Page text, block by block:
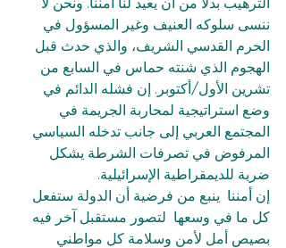
ننسى سلوكه العنيف وغير المسؤول في
الحرم القدسي الشريف، والذي حدث قبل
الهجوم الذي شنته حماس في السابع من
تشرين الأول/أكتوبر. إن فشله الدائم في
وضع استراتيجية لمحاربة الجريمة في
المجتمع العربي إلى جانب تدخله السياسي
المرفوض في تصرفات الشرطة يشكل
ضربة للديمقراطية الإسرائيلية.
إن أمننا  ينبع من فرضية أن الدولة ستفعل
كل ما في وسعها  لتصور مستقبل آخر فيه
بصيص أمل لأمن وسلامة كل مواطني